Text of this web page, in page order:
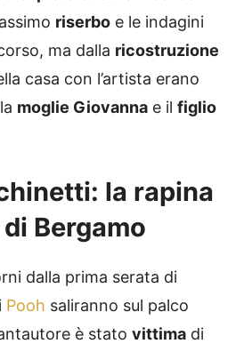
riserbo e le indagini
ma dalla ricostruzione
casa con l’artista erano
moglie Giovanna e il figlio
la rapina
Bergamo
dalla prima serata di
Pooh saliranno sul palco
è stato vittima di